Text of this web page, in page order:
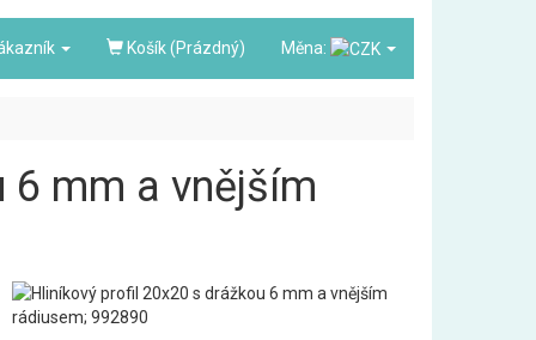
Košík (Prázdný) Měna:
mm a vnějším